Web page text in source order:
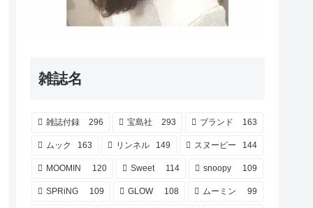
雑誌名
雑誌付録 296 宝島社 293 ブランド 163
ムック 163 リンネル 149 スヌーピー 144
MOOMIN 120 Sweet 114 snoopy 109
SPRiNG 109 GLOW 108 ムーミン 99